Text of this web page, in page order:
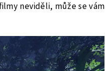
neviděli, může se vám